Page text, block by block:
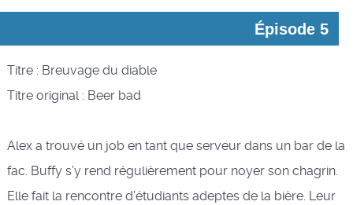
Épisode 5
Titre : Breuvage du diable
Titre original : Beer bad
Alex a trouvé un job en tant que serveur dans un bar de la
fac. Buffy s’y rend régulièrement pour noyer son chagrin.
Elle fait la rencontre d’étudiants adeptes de la bière. Leur